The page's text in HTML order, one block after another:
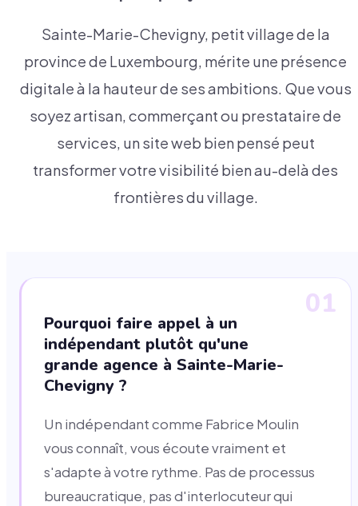
Sainte-Marie-Chevigny, petit village de la
province de Luxembourg, mérite une présence
digitale à la hauteur de ses ambitions. Que vous
soyez artisan, commerçant ou prestataire de
services, un site web bien pensé peut
transformer votre visibilité bien au-delà des
frontières du village.
01
Pourquoi faire appel à un
indépendant plutôt qu'une
grande agence à Sainte-Marie-
Chevigny ?
Un indépendant comme Fabrice Moulin
vous connaît, vous écoute vraiment et
s'adapte à votre rythme. Pas de processus
bureaucratique, pas d'interlocuteur qui